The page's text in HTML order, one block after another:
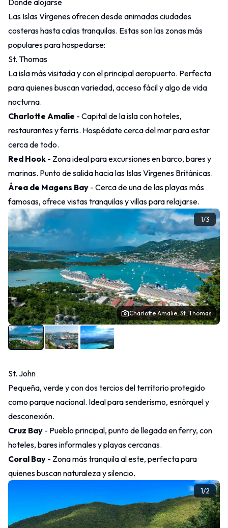
Dónde alojarse
Las Islas Vírgenes ofrecen desde animadas ciudades
costeras hasta calas tranquilas. Estas son las zonas más
populares para hospedarse:
St. Thomas
La isla más visitada y con el principal aeropuerto. Perfecta
para quienes buscan variedad, acceso fácil y algo de vida
nocturna.
Charlotte Amalie - Capital de la isla con hoteles,
restaurantes y ferris. Hospédate cerca del mar para estar
cerca de todo.
Red Hook - Zona ideal para excursiones en barco, bares y
marinas. Punto de salida hacia las Islas Vírgenes Británicas.
Área de Magens Bay - Cerca de una de las playas más
famosas, ofrece vistas tranquilas y villas para relajarse.
1/3
Charlotte Amalie, St. Thomas
St. John
Pequeña, verde y con dos tercios del territorio protegido
como parque nacional. Ideal para senderismo, esnórquel y
desconexión.
Cruz Bay - Pueblo principal, punto de llegada en ferry, con
hoteles, bares informales y playas cercanas.
Coral Bay - Zona más tranquila al este, perfecta para
quienes buscan naturaleza y silencio.
1/2